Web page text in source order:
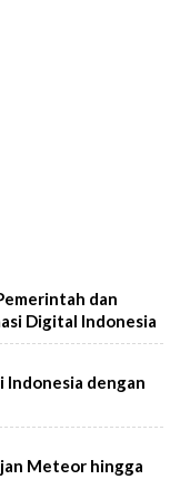
dan
Digital Indonesia
Indonesia dengan
Meteor hingga